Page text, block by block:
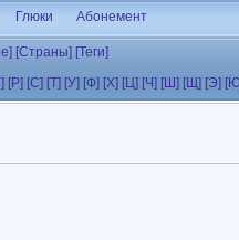
Глюки Абонемент
[Страны] [Теги]
[Р] [С] [Т] [У] [Ф] [Х] [Ц] [Ч] [Ш] [Щ] [Э]